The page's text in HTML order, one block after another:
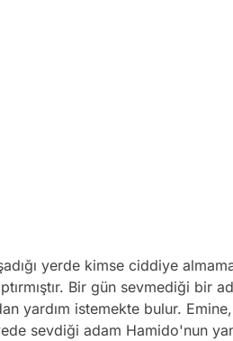
yerde kimse ciddiye
Bir gün sevmediği bir
yardım istemekte bulur.
sevdiği adam Hamido'nun